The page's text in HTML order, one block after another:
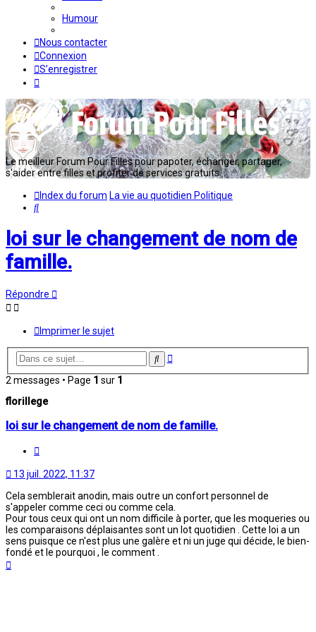
Humour
Nous contacter
Connexion
S’enregistrer
Le meilleur Forum Pour Filles pour papoter, échanger, partager,
s'aider entre filles et profiter de services gratuits...
Index du forum La vie au quotidien Politique
Rechercher
loi sur le changement de nom de
famille.
Répondre
Imprimer le sujet
Rechercher
Recherche
2 messages • Page 1 sur 1
florillege
loi sur le changement de nom de famille.
13 juil. 2022, 11:37
Cela semblerait anodin, mais outre un confort personnel de
s'appeler comme ceci ou comme cela.
Pour tous ceux qui ont un nom difficile à porter, que les moqueries ou
les comparaisons déplaisantes sont un lot quotidien . Cette loi a un
sens puisque ce n'est plus une galère et ni un juge qui décide, le bien-
fondé et le pourquoi , le comment .